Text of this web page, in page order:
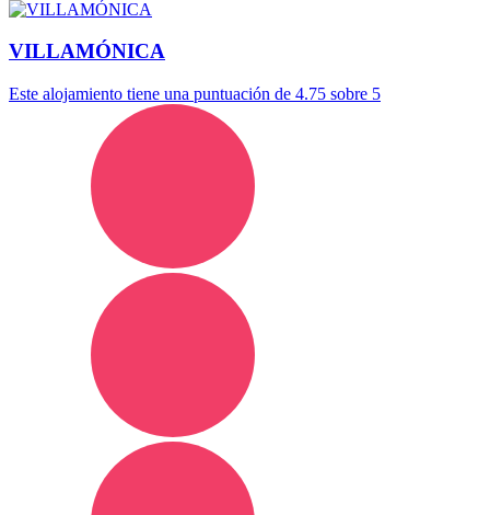
VILLAMÓNICA
Este alojamiento tiene una puntuación de 4.75 sobre 5